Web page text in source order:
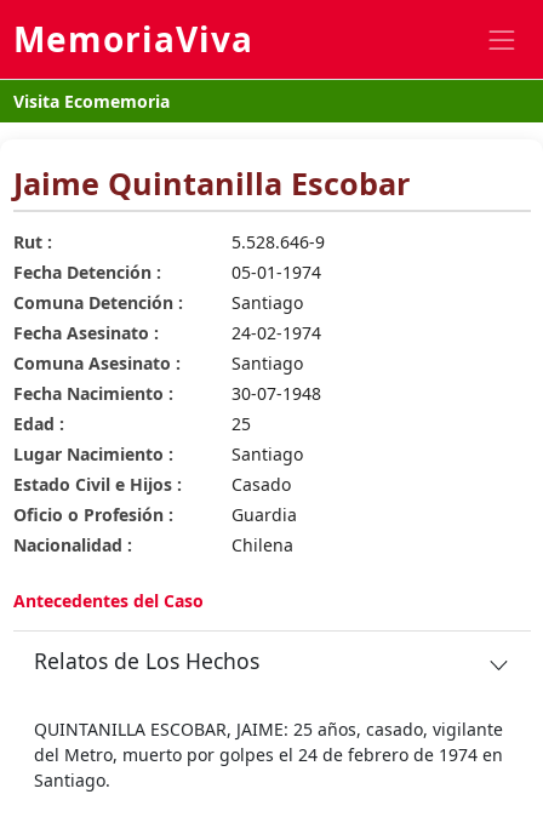
MemoriaViva
Visita Ecomemoria
Jaime Quintanilla Escobar
Rut :
5.528.646-9
Fecha Detención :
05-01-1974
Comuna Detención :
Santiago
Fecha Asesinato :
24-02-1974
Comuna Asesinato :
Santiago
Fecha Nacimiento :
30-07-1948
Edad :
25
Lugar Nacimiento :
Santiago
Estado Civil e Hijos :
Casado
Oficio o Profesión :
Guardia
Nacionalidad :
Chilena
Antecedentes del Caso
Relatos de Los Hechos
QUINTANILLA ESCOBAR, JAIME: 25 años, casado, vigilante
del Metro, muerto por golpes el 24 de febrero de 1974 en
Santiago.